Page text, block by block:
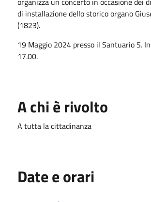
di installazione dello storico organo
(1823).
19 Maggio 2024 presso il Santuario S.
17.00.
A chi è rivolto
A tutta la cittadinanza
Date e orari